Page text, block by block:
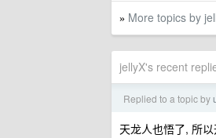
» More topics by
jellyX's recent
Replied to a topic by
天龙人也悟了, 所